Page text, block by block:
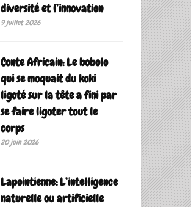
diversité et l’innovation
9 juillet 2026
Conte Africain: Le bobolo
qui se moquait du koki
ligoté sur la tête a fini par
se faire ligoter tout le
corps
20 juin 2026
Lapointienne: L’intelligence
naturelle ou artificielle